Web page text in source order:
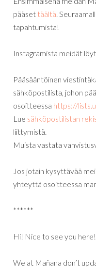
pääset täältä.
tapahtumista!
Instagramista meidät
Pääsääntöinen
sähköpostilista, johon
osoitteessa https://
Lue sähköpostilistan
liittymistä.
Muista vastata
Jos jotain kysyttävää
yhteyttä osoitteessa
******
Hi! Nice to see you here!
We at Mañana don’t